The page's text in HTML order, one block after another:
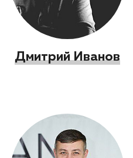
Дмитрий Иванов